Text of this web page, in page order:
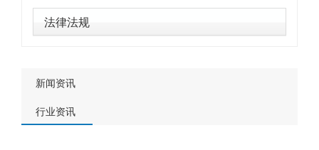
法律法规
新闻资讯
行业资讯